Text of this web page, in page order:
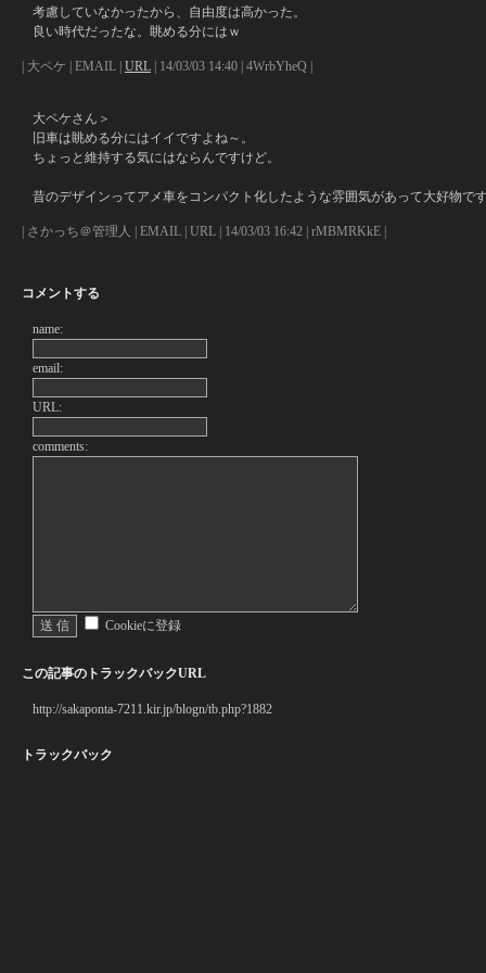
考慮していなかったから、自由度は高かった。
良い時代だったな。眺める分にはｗ
| 大ペケ | EMAIL | URL | 14/03/03 14:40 | 4WrbYheQ |
大ペケさん＞
旧車は眺める分にはイイですよね～。
ちょっと維持する気にはならんですけど。
昔のデザインってアメ車をコンパクト化したような雰囲気があって大好物で
| さかっち＠管理人 | EMAIL | URL | 14/03/03 16:42 | rMBMRKkE |
コメントする
name:
email:
URL:
comments:
Cookieに登録
この記事のトラックバックURL
http://sakaponta-7211.kir.jp/blogn/tb.php?1882
トラックバック